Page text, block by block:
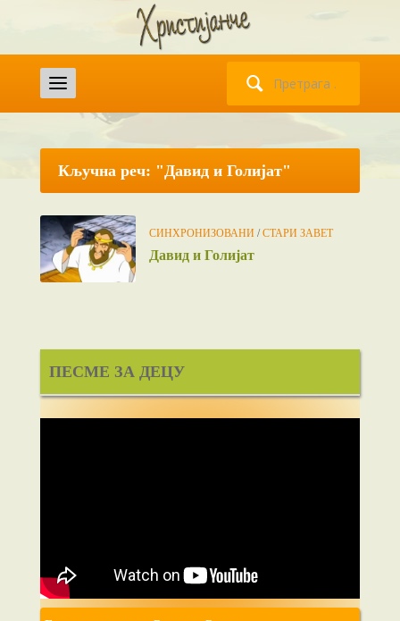
Кључна реч: "Давид и Голијат"
СИНХРОНИЗОВАНИ /СТАРИ ЗАВЕТ
Давид и Голијат
ПЕСМЕ ЗА ДЕЦУ